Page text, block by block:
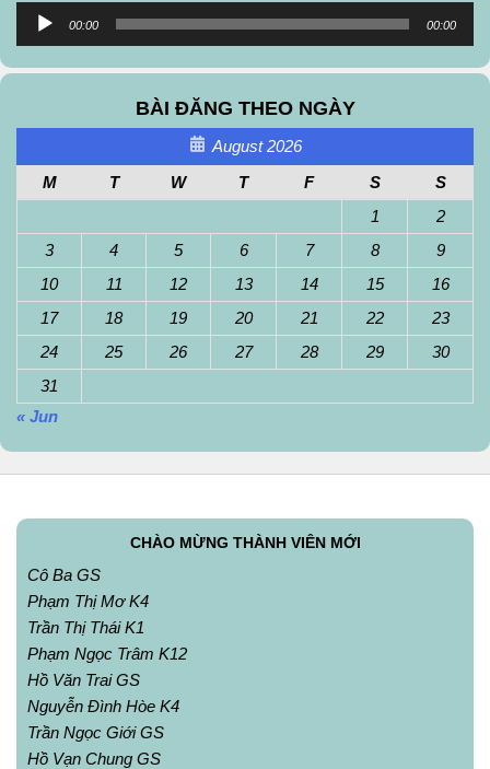
Audio
00:00 00:00
BÀI ĐĂNG THEO NGÀY
August 2026
M
T W T F S
S
1
2
3
4 5 6 7 8
9
10
11 12 13 14 15
16
17
18 19 20 21 22
23
24
25 26 27 28 29
30
31
« Jun
CHÀO MỪNG THÀNH VIÊN MỚI
Cô Ba GS
Phạm Thị Mơ K4
Trần Thị Thái K1
Phạm Ngọc Trâm K12
Hồ Văn Trai GS
Nguyễn Đình Hòe K4
Trần Ngọc Giới GS
Hồ Vạn Chung GS